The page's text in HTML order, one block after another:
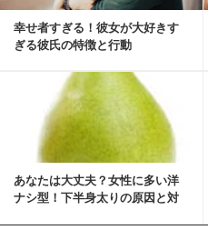
幸せ者すぎる！彼女が大好きす
ぎる彼氏の特徴と行動
あなたは大丈夫？女性に多い洋
ナシ型！下半身太りの原因と対